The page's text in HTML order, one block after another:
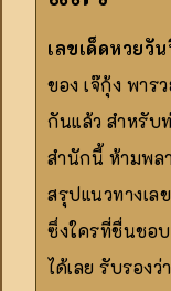
เลขเด็ดหวยวั
ของ เจ๊กุ้ง พาร
กันแล้ว สำหรับ
สำนักนี้ ห้ามพล
สรุปแนวทางเล
ซึ่งใครที่ชื่นชอบ
ได้เลย รับรอง